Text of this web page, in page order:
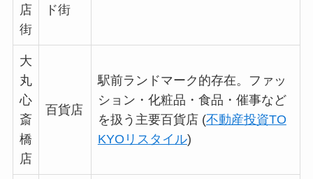
店
街
ド街
大
丸
心
斎
橋
店
百貨店
駅前ランドマーク的存在。ファッ
ション・化粧品・食品・催事など
を扱う主要百貨店 (不動産投資TO
KYOリスタイル)